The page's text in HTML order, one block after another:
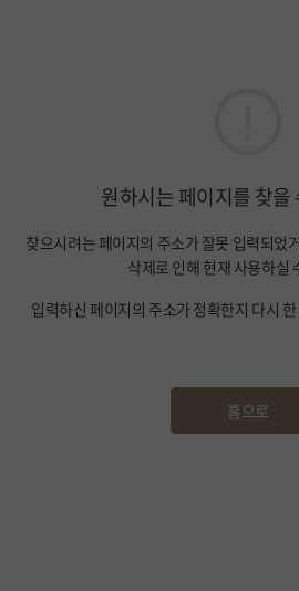
원하시는 페이지를 찾을
찾으시려는 페이지의 주소가 잘못 입력되었
삭제로 인해 현재 사용하실
입력하신 페이지의 주소가 정확한지 다시
홈으로